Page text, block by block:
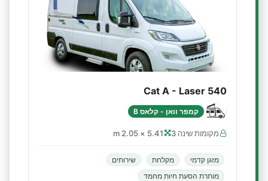
Cat A - Laser 540
קמפר וואן - קלאס B
מקומות שינה 3 5.41 × 2.05 m
מזגן קדמי מקלחת
שירותים
מותרת הסעת חיות מחמד